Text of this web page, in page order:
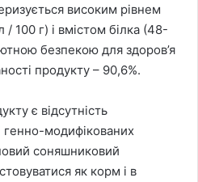
високим рівнем
/ 100 г) і вмістом білка (48-
безпекою для здоров’я
продукту – 90,6%.
є відсутність
модифікованих
соняшниковий
як корм і в